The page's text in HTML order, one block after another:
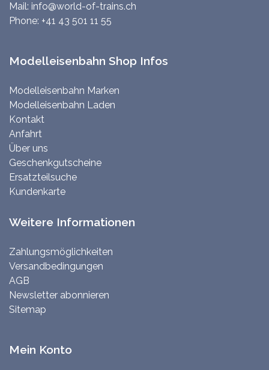
Mail: info@world-of-trains.ch
Phone: +41 43 501 11 55
Modelleisenbahn Shop Infos
Modelleisenbahn Marken
Modelleisenbahn Laden
Kontakt
Anfahrt
Über uns
Geschenkgutscheine
Ersatzteilsuche
Kundenkarte
Weitere Informationen
Zahlungsmöglichkeiten
Versandbedingungen
AGB
Newsletter abonnieren
Sitemap
Mein Konto